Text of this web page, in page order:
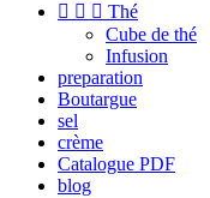
   Thé
Cube de thé
Infusion
preparation
Boutargue
sel
crème
Catalogue PDF
blog